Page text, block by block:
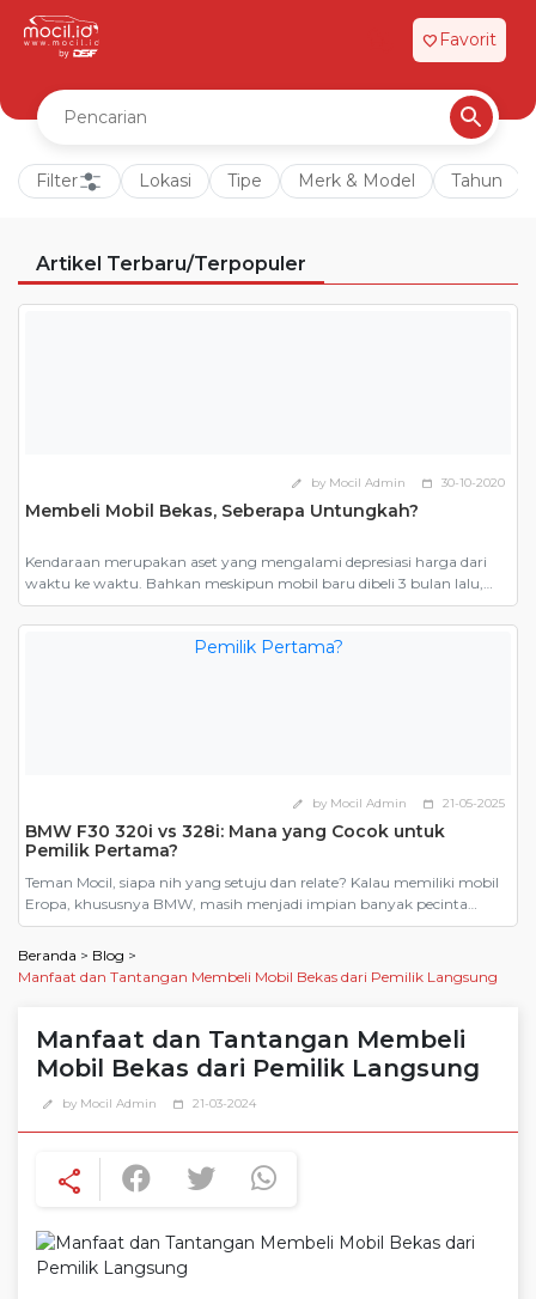
favorite Favorit
Filter Lokasi Tipe Merk & Model Tahun
Artikel Terbaru/Terpopuler
edit by Mocil Admin calendar_today 30-10-2020
Membeli Mobil Bekas, Seberapa Untungkah?
Kendaraan merupakan aset yang mengalami depresiasi harga dari
waktu ke waktu. Bahkan meskipun mobil baru dibeli 3 bulan lalu,
ketika dijual harganya tetap harus mengikuti harga jual mobil bekas.
Inilah salah satu yang menjadi alasan mengapa banyak orang
mengatakan bahwa membeli mobil bekas lebih murah. Namun,
edit by Mocil Admin calendar_today 21-05-2025
BMW F30 320i vs 328i: Mana yang Cocok untuk
Pemilik Pertama?
Teman Mocil, siapa nih yang setuju dan relate? Kalau memiliki mobil
Eropa, khususnya BMW, masih menjadi impian banyak pecinta
otomotif. Dari sekian banyak model, BMW F30, generasi keenam dari
Seri 3 yang diproduksi antara 2012 hingga 2019, menjadi pilihan
paling masuk akal. Terutama karena harganya yang kini kian
bersahabat di pasar mobil bekas. Tapi ketika […]
Beranda > Blog >
Manfaat dan Tantangan Membeli Mobil Bekas dari Pemilik Langsung
Manfaat dan Tantangan Membeli
Mobil Bekas dari Pemilik Langsung
edit by Mocil Admin calendar_today 21-03-2024
share